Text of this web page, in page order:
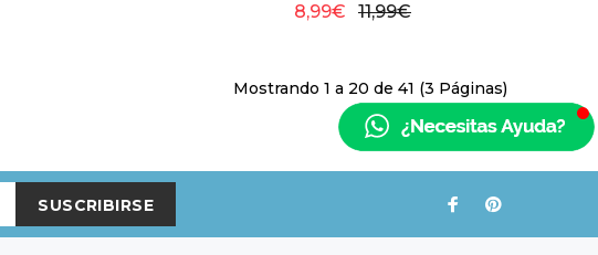
8,99€ 11,99€
Mostrando 1 a 20 de 41 (3 Páginas)
SUSCRIBIRSE